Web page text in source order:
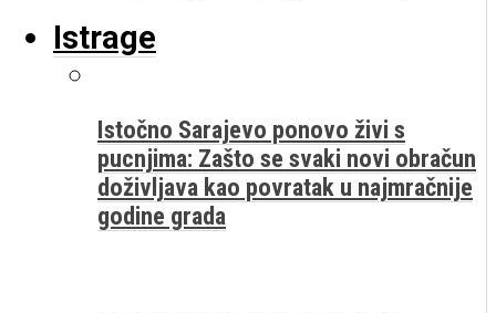
Istrage
Istočno Sarajevo ponovo živi s
pucnjima: Zašto se svaki novi obračun
doživljava kao povratak u najmračnije
godine grada